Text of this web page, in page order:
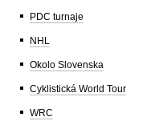
PDC turnaje
NHL
Okolo Slovenska
Cyklistická World Tour
WRC